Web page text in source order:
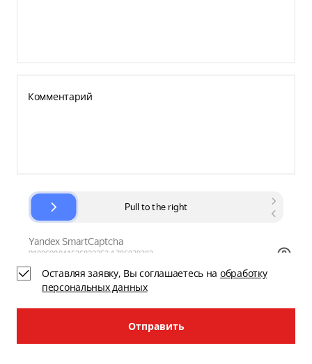
Комментарий
Отправить
Оставляя заявку, Вы соглашаетесь на обработку
персональных данных